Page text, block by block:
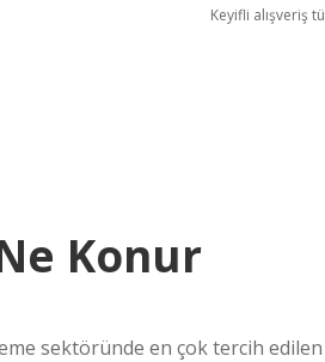
Keyifli alışveriş
Konur
sektöründe en çok tercih